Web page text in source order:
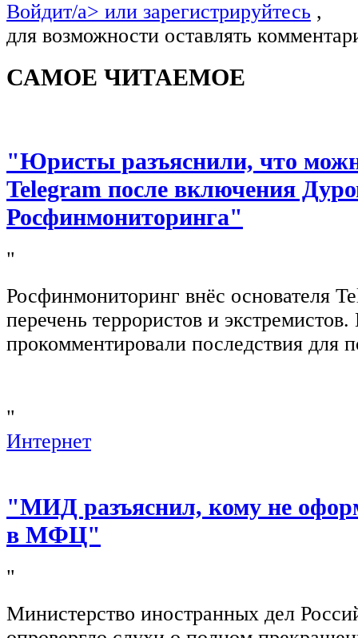
Войдит/a> или зарегистрируйтесь ,
для возможности оставлять
САМОЕ ЧИТАЕМОЕ
"Юристы разъяснили, что
Telegram после включения
Росфинмониторинга"
"
Росфинмониторинг внёс основателя
перечень террористов и
прокомментировали последствия для
"
Интернет
"МИД разъяснил, кому не
в МФЦ"
"
Министерство иностранных дел